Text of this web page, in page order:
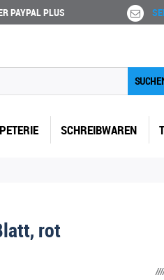
PAYPAL PLUS
SCHREIBWAREN
rot